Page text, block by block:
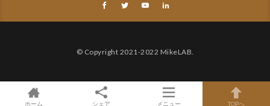
© Copyright 2021-2022 MikeLAB.
ホーム シェア メニュー TOPへ